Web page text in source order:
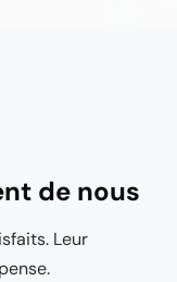
de nous
Leur